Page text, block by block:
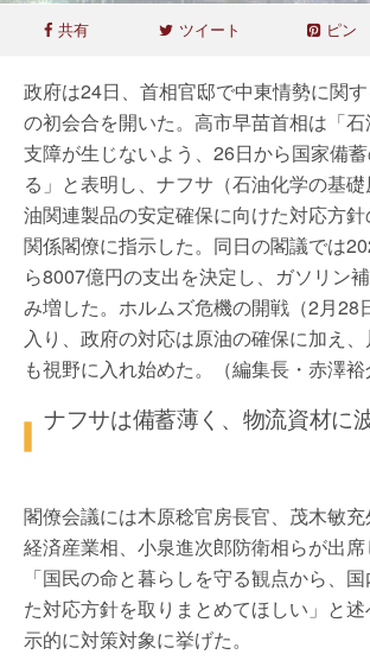
共有 ツイート ピン
政府は24日、首相官邸で中東情勢に関
の初会合を開いた。高市早苗首相は「
支障が生じないよう、26日から国家備
る」と表明し、ナフサ（石油化学の基
油関連製品の安定確保に向けた対応方
関係閣僚に指示した。同日の閣議では
ら8007億円の支出を決定し、ガソリン
み増した。ホルムズ危機の開戦（2月28
入り、政府の対応は原油の確保に加え
も視野に入れ始めた。（編集長・赤澤裕
ナフサは備蓄薄く、物流資材に
閣僚会議には木原稔官房長官、茂木敏
経済産業相、小泉進次郎防衛相らが出
「国民の命と暮らしを守る観点から、
た対応方針を取りまとめてほしい」と
示的に対策対象に挙げた。